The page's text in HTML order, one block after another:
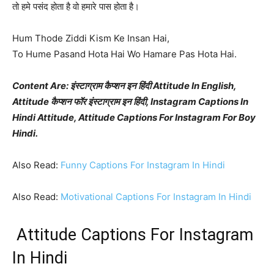
तो हमे पसंद होता है वो हमारे पास होता है।
Hum Thode Ziddi Kism Ke Insan Hai,
To Hume Pasand Hota Hai Wo Hamare Pas Hota Hai.
Content Are: इंस्टाग्राम कैप्शन इन हिंदी Attitude In English,
Attitude कैप्शन फॉर इंस्टाग्राम इन हिंदी, Instagram Captions In
Hindi Attitude, Attitude Captions For Instagram For Boy
Hindi.
Also Read: Funny Captions For Instagram In Hindi
Also Read: Motivational Captions For Instagram In Hindi
Attitude Captions For Instagram
In Hindi